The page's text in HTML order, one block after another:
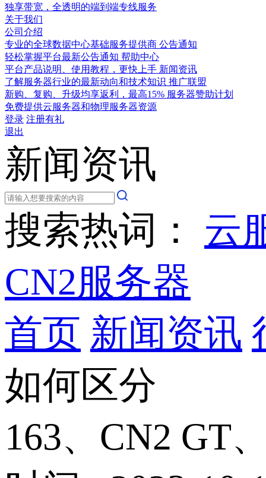
独享带宽，全透明的端到端专线服务
关于我们
公司介绍
专业的全球数据中心基础服务提供商 公告通知
轻松掌握平台最新公告通知 帮助中心
平台产品说明、使用教程，更快上手 新闻资讯
了解服务器行业的最新动向和技术知识 推广联盟
新购、复购、升级均享返利，最高15% 服务器赞助计划
免费提供云服务器和物理服务器资源
登录 注册有礼
退出
新闻资讯
搜索热词： 云
CN2服务器
首页 新闻资讯
如何区分
163、CN2 GT